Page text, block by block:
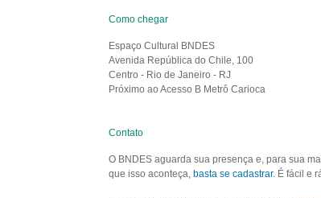
Como chegar
Espaço Cultural BNDES
Avenida República do Chile, 100
Centro - Rio de Janeiro - RJ
Próximo ao Acesso B Metrô Carioca
Contato
O BNDES aguarda sua presença e, para sua
que isso aconteça, basta se cadastrar. É fácil e